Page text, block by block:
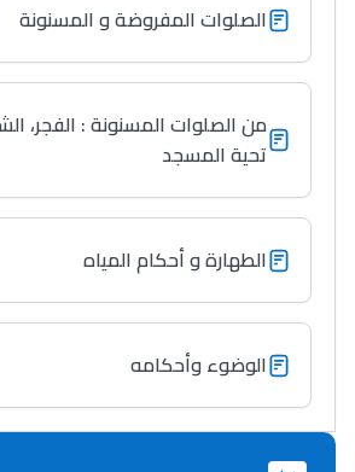
Lycée Maroc
التعليم الثانوي التأهيلي
Collège au Maroc
Post-Bac
Interviews/Vidéos
+ de 89 Interviews/Vidéos
الصلوات المفروضة و المسنونة
من الصلوات المسنونة : الفجر،
تحية المسجد
الطهارة و أحكام المياه
الوضوء وأحكامه